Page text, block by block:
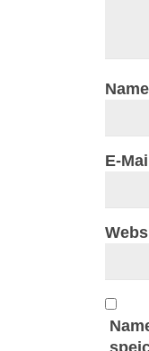
Name
E-